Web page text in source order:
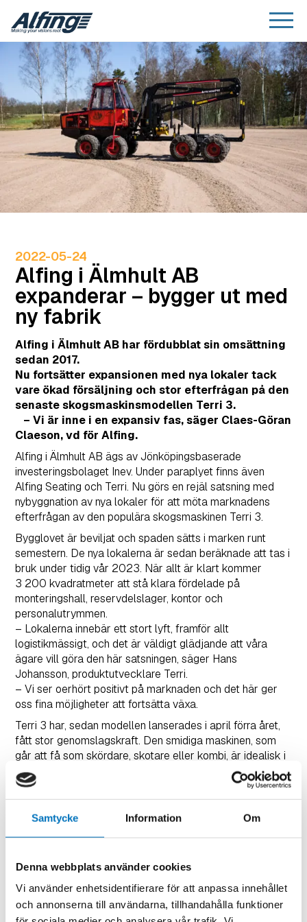
Samtycke Information Om
Denna webbplats använder cookies
Vi använder enhetsidentifierare för att anpassa innehållet
och annonserna till användarna, tillhandahålla funktioner
2022-05-24
Alfing i Älmhult AB
expanderar – bygger ut med
ny fabrik
Alfing i Älmhult AB har fördubblat sin omsättning
sedan 2017.
Nu fortsätter expansionen med nya lokaler tack
vare ökad försäljning och stor efterfrågan på den
senaste skogsmaskinsmodellen Terri 3.
– Vi är inne i en expansiv fas, säger Claes-Göran
Claeson, vd för Alfing.
Alfing i Älmhult AB ägs av Jönköpingsbaserade
investeringsbolaget Inev. Under paraplyet finns även
Alfing Seating och Terri. Nu görs en rejäl satsning med
nybyggnation av nya lokaler för att möta marknadens
efterfrågan av den populära skogsmaskinen Terri 3.
Bygglovet är beviljat och spaden sätts i marken runt
semestern. De nya lokalerna är sedan beräknade att tas i
bruk under tidig vår 2023. När allt är klart kommer
3 200 kvadratmeter att stå klara fördelade på
monteringshall, reservdelslager, kontor och
personalutrymmen.
– Lokalerna innebär ett stort lyft, framför allt
logistikmässigt, och det är väldigt glädjande att våra
ägare vill göra den här satsningen, säger Hans
Johansson, produktutvecklare Terri.
– Vi ser oerhört positivt på marknaden och det här ger
oss fina möjligheter att fortsätta växa.
Terri 3 har, sedan modellen lanserades i april förra året,
fått stor genomslagskraft. Den smidiga maskinen, som
går att få som skördare, skotare eller kombi, är idealisk i
beståndsgående gallring. Med bland annat 20 smarta
innovationer jämfört med den senaste maskinmodellen,
lågt marktryck och hög markfrigång har den blivit en stor
favorit hos många skogsmaskinförare.
materialflöden och alla hjälpmedel nära till hands,
kommer vi även att satsa på ergonomiskt framtagna
monteringplatser och bra arbetsmiljö, säger Arne
Isaksson, sälj- och marknadsansvarig på Terri.